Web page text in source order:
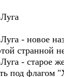
- новое
странной
- старое
под флагом